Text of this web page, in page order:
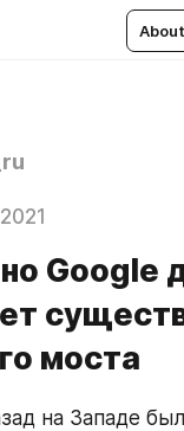
Google
моста
на Западе